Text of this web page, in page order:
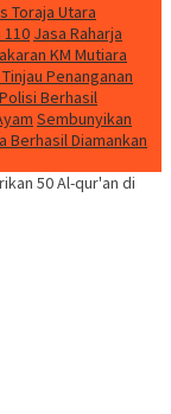
Toraja Utara
110 Jasa Raharja
KM Mutiara
Penanganan
Polisi Berhasil
Sembunyikan
Berhasil Diamankan
50 Al-qur'an di